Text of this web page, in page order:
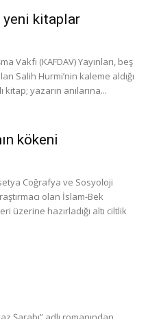
yeni kitaplar
Vakfı (KAFDAV) Yayınları, beş
Salih Hurmi’nin kaleme aldığı
kitap; yazarın anılarına...
kökeni
Coğrafya ve Sosyoloji
olan İslam-Bek
üzerine hazırladığı altı ciltlik